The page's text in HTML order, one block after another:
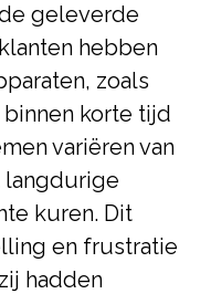
geleverde
hebben
zoals
korte tijd
variëren van
langdurige
kuren. Dit
en frustratie
hadden